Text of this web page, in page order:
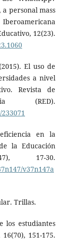
personal mass
12(23).
El uso de
a nivel
Revista de
(RED).
en la
la Educación
17-30.
v37n147a
Trillas.
los estudiantes
151-175.